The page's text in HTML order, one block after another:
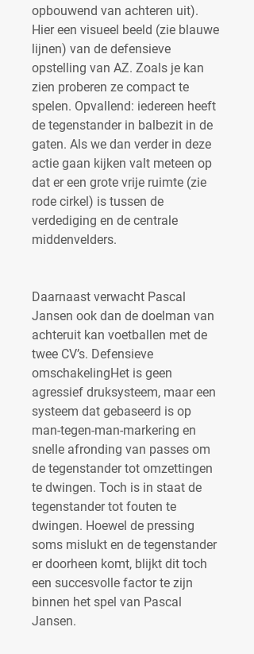
opbouwend van achteren uit).
Hier een visueel beeld (zie blauwe
lijnen) van de defensieve
opstelling van AZ. Zoals je kan
zien proberen ze compact te
spelen. Opvallend: iedereen heeft
de tegenstander in balbezit in de
gaten. Als we dan verder in deze
actie gaan kijken valt meteen op
dat er een grote vrije ruimte (zie
rode cirkel) is tussen de
verdediging en de centrale
middenvelders.
Daarnaast verwacht Pascal
Jansen ook dan de doelman van
achteruit kan voetballen met de
twee CV’s. Defensieve
omschakelingHet is geen
agressief druksysteem, maar een
systeem dat gebaseerd is op
man-tegen-man-markering en
snelle afronding van passes om
de tegenstander tot omzettingen
te dwingen. Toch is in staat de
tegenstander tot fouten te
dwingen. Hoewel de pressing
soms mislukt en de tegenstander
er doorheen komt, blijkt dit toch
een succesvolle factor te zijn
binnen het spel van Pascal
Jansen.